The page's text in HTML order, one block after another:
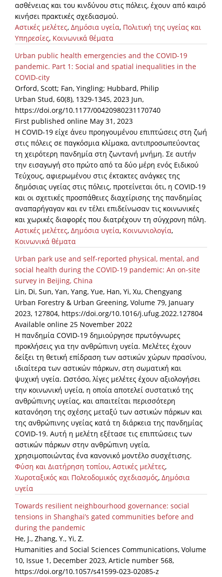
News & Information
News
Events
Press Centre
"Innovation, Research & Technology" magazine
Contact
Helpdesks
Telephone & email Directory
Access to EKT
ασθένειας και του κινδύνου στις πόλεις, έχουν από καιρό
κινήσει πρακτικές σχεδιασμού.
Αστικές μελέτες, Δημόσια υγεία, Πολιτική της υγείας και
Υπηρεσίες, Κοινωνικά θέματα
Urban public health emergencies and the COVID-19
pandemic. Part 1: Social and spatial inequalities in the
COVID-city
Orford, Scott; Fan, Yingling; Hubbard, Philip
Urban Stud, 60(8), 1329-1345, 2023 Jun,
https://doi.org/10.1177/00420980231170740
First published online May 31, 2023
Η COVID-19 είχε άνευ προηγουμένου επιπτώσεις στη ζωή
στις πόλεις σε παγκόσμια κλίμακα, αντιπροσωπεύοντας
τη χειρότερη πανδημία στη ζωντανή μνήμη. Σε αυτήν
την εισαγωγή στο πρώτο από τα δύο μέρη ενός Ειδικού
Τεύχους, αφιερωμένου στις έκτακτες ανάγκες της
δημόσιας υγείας στις πόλεις, προτείνεται ότι, η COVID-19
και οι σχετικές προσπάθειες διαχείρισης της πανδημίας
αναπαρήγαγαν και εν τέλει επιδείνωσαν τις κοινωνικές
και χωρικές διαφορές που διατρέχουν τη σύγχρονη πόλη.
Αστικές μελέτες, Δημόσια υγεία, Κοινωνιολογία,
Κοινωνικά θέματα
Urban park use and self-reported physical, mental, and
social health during the COVID-19 pandemic: An on-site
survey in Beijing, China
Lin, Di, Sun, Yan, Yang, Yue, Han, Yi, Xu, Chengyang
Urban Forestry & Urban Greening, Volume 79, January
2023, 127804, https://doi.org/10.1016/j.ufug.2022.127804
Available online 25 November 2022
Η πανδημία COVID-19 δημιούργησε πρωτόγνωρες
προκλήσεις για την ανθρώπινη υγεία. Μελέτες έχουν
δείξει τη θετική επίδραση των αστικών χώρων πρασίνου,
ιδιαίτερα των αστικών πάρκων, στη σωματική και
ψυχική υγεία. Ωστόσο, λίγες μελέτες έχουν αξιολογήσει
την κοινωνική υγεία, η οποία αποτελεί συστατικό της
ανθρώπινης υγείας, και απαιτείται περισσότερη
κατανόηση της σχέσης μεταξύ των αστικών πάρκων και
της ανθρώπινης υγείας κατά τη διάρκεια της πανδημίας
COVID-19. Αυτή η μελέτη εξέτασε τις επιπτώσεις των
αστικών πάρκων στην ανθρώπινη υγεία,
χρησιμοποιώντας ένα κανονικό μοντέλο συσχέτισης.
Φύση και Διατήρηση τοπίου, Αστικές μελέτες,
Χωροταξικός και Πολεοδομικός σχεδιασμός, Δημόσια
υγεία
Towards resilient neighbourhood governance: social
tensions in Shanghai’s gated communities before and
during the pandemic
He, J., Zhang, Y., Yi, Z.
Humanities and Social Sciences Communications, Volume
10, Issue 1, December 2023, Article number 568,
https://doi.org/10.1057/s41599-023-02085-z